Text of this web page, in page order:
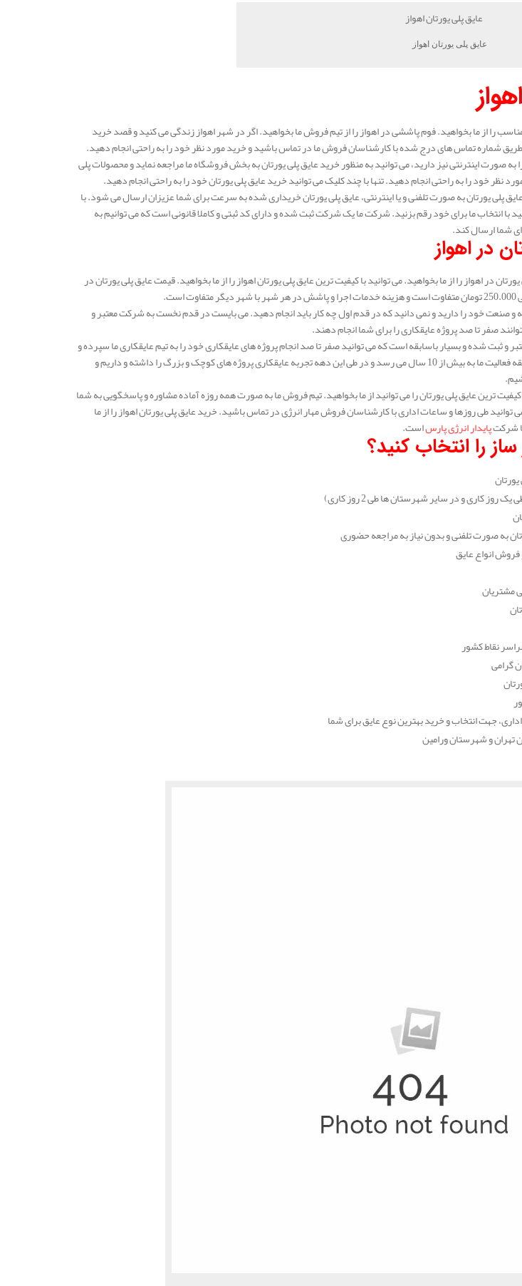
عایق پلی یورتان اهواز
را از ما بخواهید. فوم پاششی در اهواز را از تیم فروش ما بخواهید. اگر در شهر اهواز زندگی می کنید و قصد خرید
از طریق شماره تماس های درج شده با کارشناسان فروش ما در تماس باشید و خرید مورد نظر خود را به راحتی انجام دهید.
صورت اینترنتی نیز دارید، می توانید به منظور خرید عایق پلی یورتان به بخش فروشگاه ما مراجعه نماید و محصولات پلی
نظر خود را به راحتی انجام دهید. تنها با چند کلیک می توانید خرید عایق پلی یورتان خود را به راحتی انجام دهید.
یورتان به صورت تلفنی و یا اینترنتی، عایق پلی یورتان خریداری شده به سرعت برای شما عزیزان ارسال می شود. با
با انتخاب ما برای خود رقم بزنید. شرکت ما یک شرکت ثبت شده و دارای کد ثبتی و کاملا قانونی است که می توانیم به
شما ارسال کند.
در اهواز
در اهواز را از ما بخواهید. می توانید با کیفیت ترین عایق پلی یورتان اهواز را از ما بخواهید. قیمت عایق پلی یورتان در
و صنعت خود را دارید و نمی دانید که در قدم اول چه کار باید انجام دهید. می بایست در قدم نخست به شرکت معتبر و
صفر تا صد پروژه عایقکاری را برای شما انجام دهند.
و ثبت شده و بسیار باسابقه است که می توانید صفر تا صد انجام پروژه های عایقکاری خود را به تیم عایقکاری ما سپرده و
در عالی ترین سطح از ما تحویل بگیرید. سابقه فعالیت ما به بیش از 10 سال می رسد و در طی این دهه تجربه عایقکاری پروژه های کوچک و بزرگ را داشته و داریم و
ترین عایق پلی یورتان را می توانید از ما بخواهید. تیم فروش ما به صورت همه روزه آماده مشاوره و پاسخگویی به شما
طی روزها و ساعات اداری با کارشناسان فروش مهار انرژی در تماس باشید. خرید عایق پلی یورتان اهواز را از ما
شرکتپایدار انرژی پارساست.
ساز را انتخاب کنید؟